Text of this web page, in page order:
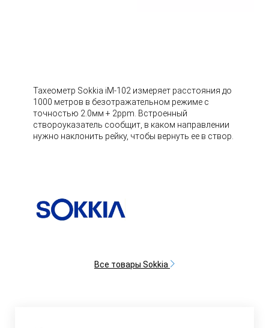
Тахеометр Sokkia iM-102 измеряет расстояния до
1000 метров в безотражательном режиме с
точностью 2.0мм + 2ppm. Встроенный
створоуказатель сообщит, в каком направлении
нужно наклонить рейку, чтобы вернуть ее в створ.
Все товары Sokkia